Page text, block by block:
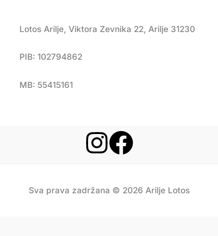
Lotos Arilje, Viktora Zevnika 22, Arilje 31230
PIB: 102794862
MB: 55415161
Sva prava zadržana © 2026 Arilje Lotos